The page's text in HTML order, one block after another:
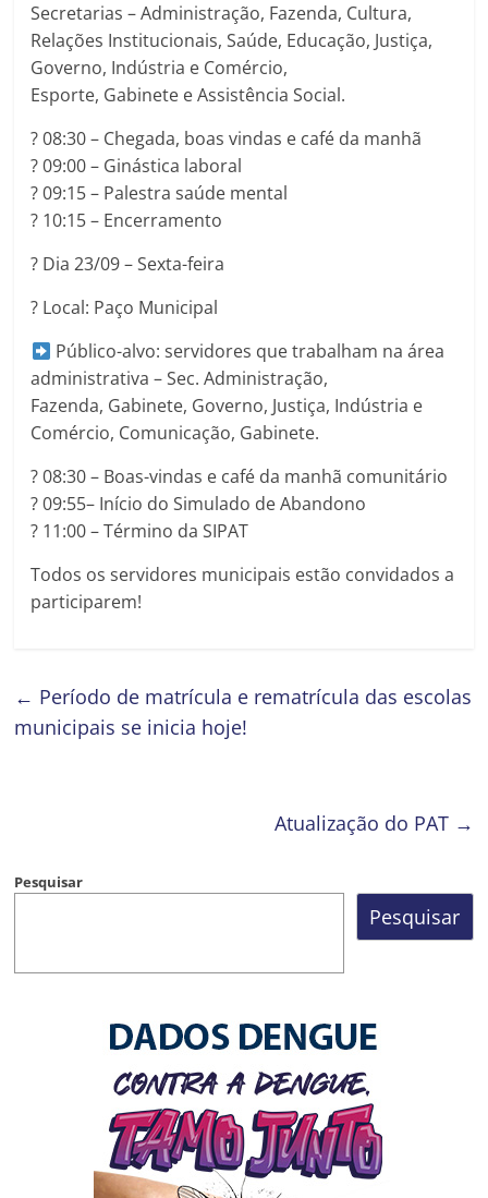
Secretarias – Administração, Fazenda, Cultura,
Relações Institucionais, Saúde, Educação, Justiça,
Governo, Indústria e Comércio,
Esporte, Gabinete e Assistência Social.
? 08:30 – Chegada, boas vindas e café da manhã
? 09:00 – Ginástica laboral
? 09:15 – Palestra saúde mental
? 10:15 – Encerramento
?️ Dia 23/09 – Sexta-feira
? Local: Paço Municipal
Público-alvo: servidores que trabalham na área
administrativa – Sec. Administração,
Fazenda, Gabinete, Governo, Justiça, Indústria e
Comércio, Comunicação, Gabinete.
? 08:30 – Boas-vindas e café da manhã comunitário
? 09:55– Início do Simulado de Abandono
? 11:00 – Término da SIPAT
Todos os servidores municipais estão convidados a
participarem!
← Período de matrícula e rematrícula das escolas
municipais se inicia hoje!
Atualização do PAT →
Pesquisar
Pesquisar